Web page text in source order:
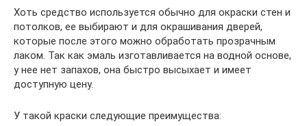
Хоть средство используется обычно для окраски стен и
потолков, ее выбирают и для окрашивания дверей,
которые после этого можно обработать прозрачным
лаком. Так как эмаль изготавливается на водной основе,
у нее нет запахов, она быстро высыхает и имеет
доступную цену.
У такой краски следующие преимущества: